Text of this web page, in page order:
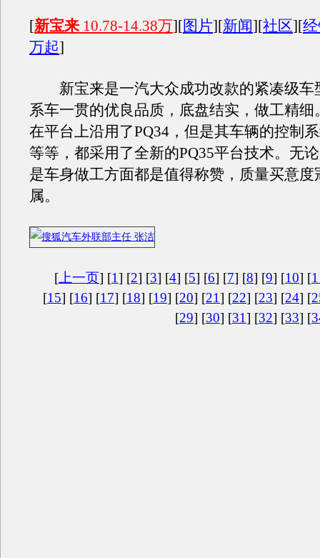
[新宝来 10.78-14.38万][图片][新闻][社区][
万起]
新宝来是一汽大众成功改款的紧凑级车
系车一贯的优良品质，底盘结实，做工精细
在平台上沿用了PQ34，但是其车辆的控制
等等，都采用了全新的PQ35平台技术。无
是车身做工方面都是值得称赞，质量买意度
属。
[ 上一页] [1] [2] [3] [4] [5] [6] [7] [8] [9] [10] [
[15] [16] [17] [18] [19] [20] [21] [22] [23] [24] [
[29] [30] [31] [32] [33] [